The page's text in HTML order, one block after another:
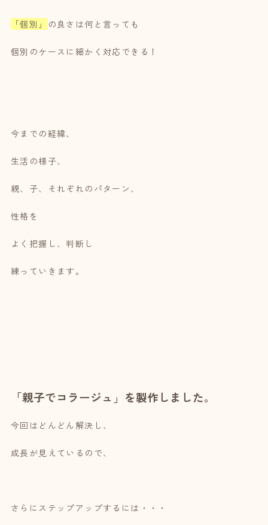
「個別」 の良さは何と言っても
個別のケースに細かく対応できる！
今までの経緯、
生活の様子、
親、子、それぞれのパターン、
性格を
よく把握し、判断し
練っていきます。
「親子でコラージュ」 を製作しました。
今回はどんどん解決し、
成長が見えているので、
さらにステップアップするには・・・